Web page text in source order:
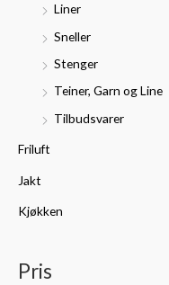
Liner
Sneller
Stenger
Teiner, Garn og Line
Tilbudsvarer
Friluft
Jakt
Kjøkken
Pris